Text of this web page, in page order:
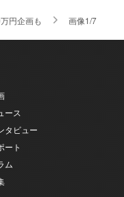
円企画も 画像1/7
ース
タビュー
ート
ム